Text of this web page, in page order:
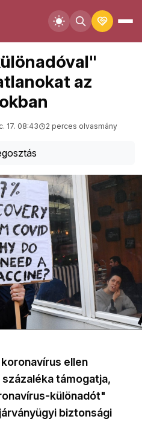
az
17. 08:43 2 perces olvasmány
ellen
támogatja,
különadót"
biztonsági